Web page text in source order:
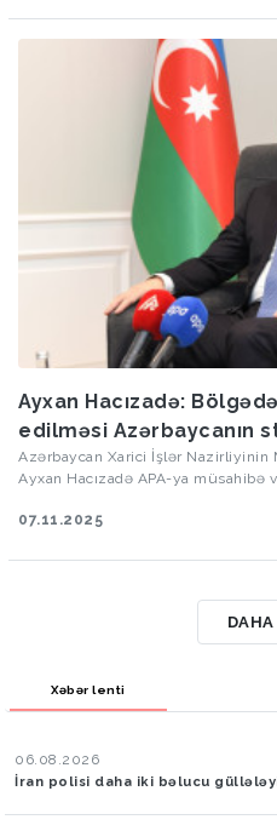
Ayxan Hacızadə:
edilməsi Azərbaycanın
Azərbaycan Xarici İşlər
Ayxan Hacızadə APA-ya müsahibə
07.11.2025
Xəbər lenti
06.08.2026
İran polisi daha iki bəlucu